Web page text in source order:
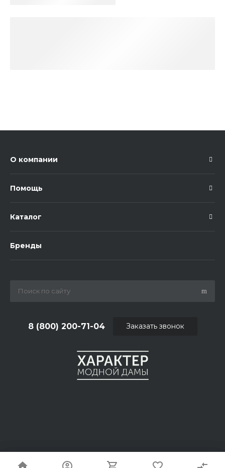
О компании
Помощь
Каталог
Бренды
8 (800) 200-71-04 Заказать звонок